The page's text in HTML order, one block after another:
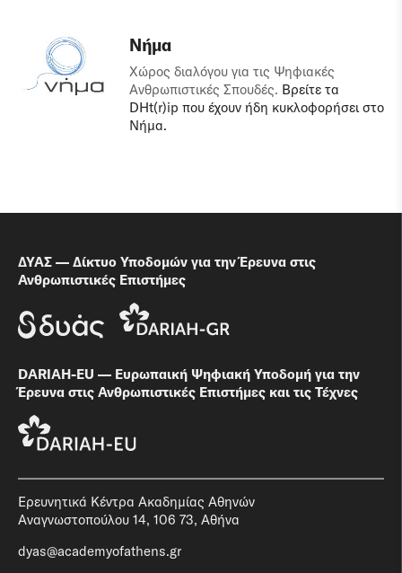
Νήμα
Χώρος διαλόγου για τις Ψηφιακές
Ανθρωπιστικές Σπουδές. Βρείτε τα
DHt(r)ip που έχουν ήδη κυκλοφορήσει στο
Νήμα.
ΔΥΑΣ — Δίκτυο Υποδομών για την Έρευνα στις
Ανθρωπιστικές Επιστήμες
DARIAH-EU — Ευρωπαική Ψηφιακή Υποδομή για την
Έρευνα στις Ανθρωπιστικές Επιστήμες και τις Τέχνες
Ερευνητικά Κέντρα Ακαδημίας Αθηνών
Αναγνωστοπούλου 14, 106 73, Αθήνα
dyas@academyofathens.gr